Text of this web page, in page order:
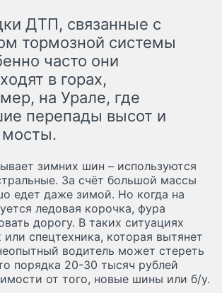
ДТП, связанные с
тормозной системы
часто они
в горах,
на Урале, где
перепады высот и
мосты.
зимних шин – используются
За счёт большой массы
едет даже зимой. Но когда на
ледовая корочка, фура
дорогу. В таких ситуациях
или спецтехника, которая вытянет
водитель может стереть
порядка 20-30 тысяч рублей
от того, новые шины или б/у.